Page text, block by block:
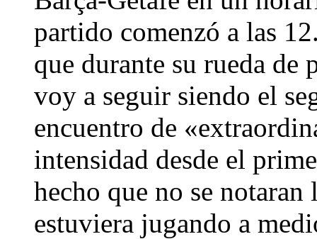
partido comenzó a las
que durante su rueda de
voy a seguir siendo el
encuentro de
intensidad desde el
hecho que no se notaran
estuviera jugando a